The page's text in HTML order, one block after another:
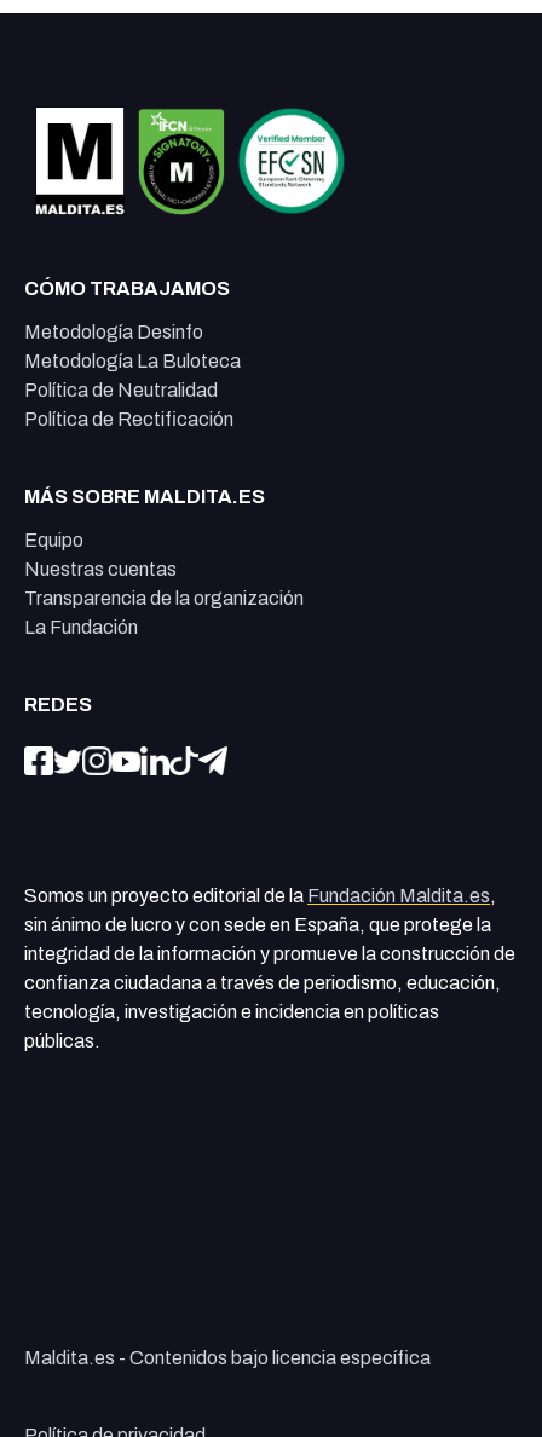
CÓMO TRABAJAMOS
Metodología Desinfo
Metodología La Buloteca
Política de Neutralidad
Política de Rectificación
MÁS SOBRE MALDITA.ES
Equipo
Nuestras cuentas
Transparencia de la organización
La Fundación
REDES
Somos un proyecto editorial de la Fundación Maldita.es,
sin ánimo de lucro y con sede en España, que protege la
integridad de la información y promueve la construcción de
confianza ciudadana a través de periodismo, educación,
tecnología, investigación e incidencia en políticas
públicas.
Maldita.es - Contenidos bajo licencia específica